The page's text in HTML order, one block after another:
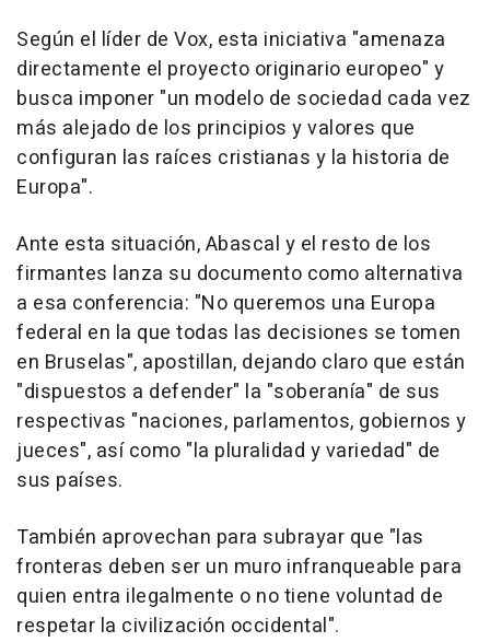
Según el líder de Vox, esta iniciativa "amenaza
directamente el proyecto originario europeo" y
busca imponer "un modelo de sociedad cada vez
más alejado de los principios y valores que
configuran las raíces cristianas y la historia de
Europa".
Ante esta situación, Abascal y el resto de los
firmantes lanza su documento como alternativa
a esa conferencia: "No queremos una Europa
federal en la que todas las decisiones se tomen
en Bruselas", apostillan, dejando claro que están
"dispuestos a defender" la "soberanía" de sus
respectivas "naciones, parlamentos, gobiernos y
jueces", así como "la pluralidad y variedad" de
sus países.
También aprovechan para subrayar que "las
fronteras deben ser un muro infranqueable para
quien entra ilegalmente o no tiene voluntad de
respetar la civilización occidental".